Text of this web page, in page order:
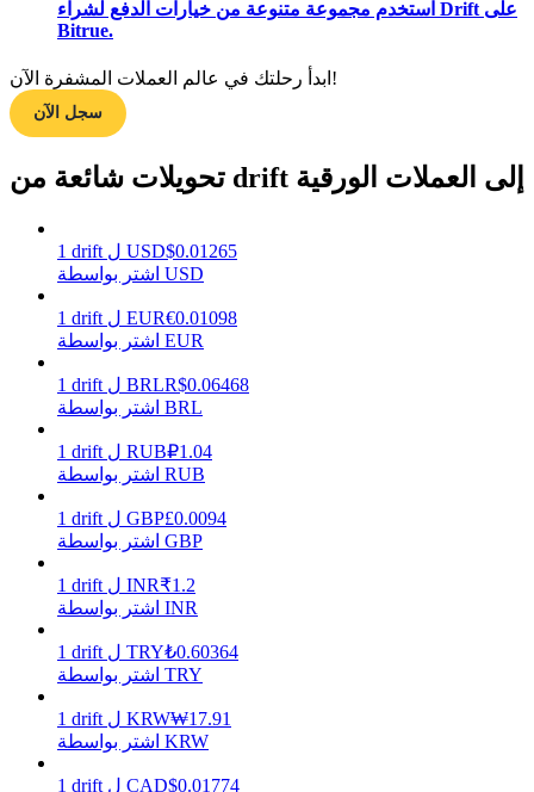
استراتيجيات التداول
يكسب
خنزير الطاقة
احصل على مكافآت تنافسية يوميًا
استخدم مجموعة متنوعة من خيارات الدفع لشراء Drift على
Bitrue.
ابدأ رحلتك في عالم العملات المشفرة الآن!
سجل الآن
تحويلات شائعة من drift إلى العملات الورقية
1 drift ل USD$0.01265
اشتر بواسطة USD
1 drift ل EUR€0.01098
اشتر بواسطة EUR
1 drift ل BRLR$0.06468
اشتر بواسطة BRL
1 drift ل RUB₽1.04
اشتر بواسطة RUB
1 drift ل GBP£0.0094
اشتر بواسطة GBP
1 drift ل INR₹1.2
اشتر بواسطة INR
1 drift ل TRY₺0.60364
اشتر بواسطة TRY
1 drift ل KRW₩17.91
اشتر بواسطة KRW
1 drift ل CAD$0.01774